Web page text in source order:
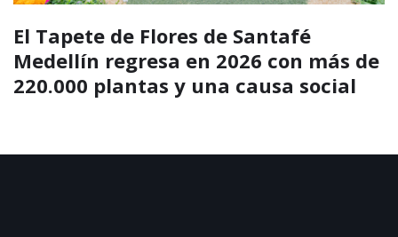
El silletero marioneta gigante de Los
Molinos impulsa el turismo y la
economía cultural durante la Feria